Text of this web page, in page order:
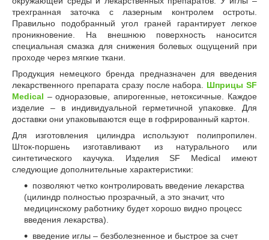
трехгранная заточка с лазерным контролем остроты.
Правильно подобранный угол граней гарантирует легкое
проникновение. На внешнюю поверхность наносится
специальная смазка для снижения болевых ощущений при
проходе через мягкие ткани.
Продукция немецкого бренда предназначен для введения
лекарственного препарата сразу после набора. Шприцы SF
Medical – одноразовые, апирогенные, нетоксичные. Каждое
изделие – в индивидуальной герметичной упаковке. Для
доставки они упаковываются еще в гофрированный картон.
Для изготовления цилиндра используют полипропилен.
Шток-поршень изготавливают из натурального или
синтетического каучука. Изделия SF Medical имеют
следующие дополнительные характеристики:
позволяют четко контролировать введение лекарства
(цилиндр полностью прозрачный, а это значит, что
медицинскому работнику будет хорошо видно процесс
введения лекарства).
введение иглы – безболезненное и быстрое за счет